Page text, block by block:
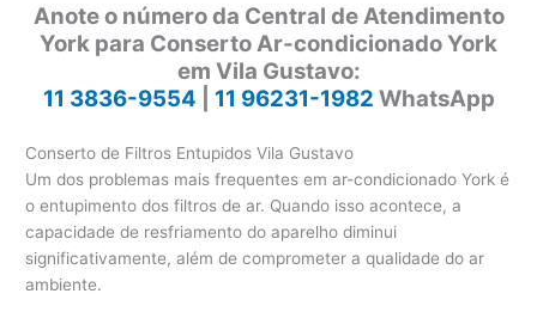
Anote o número da Central de Atendimento
York para Conserto Ar-condicionado York
em Vila Gustavo:
11 3836-9554
11 96231-1982 WhatsApp
Conserto de Filtros Entupidos Vila Gustavo
Um dos problemas mais frequentes em ar-condicionado York é
o entupimento dos filtros de ar. Quando isso acontece, a
capacidade de resfriamento do aparelho diminui
significativamente, além de comprometer a qualidade do ar
ambiente.